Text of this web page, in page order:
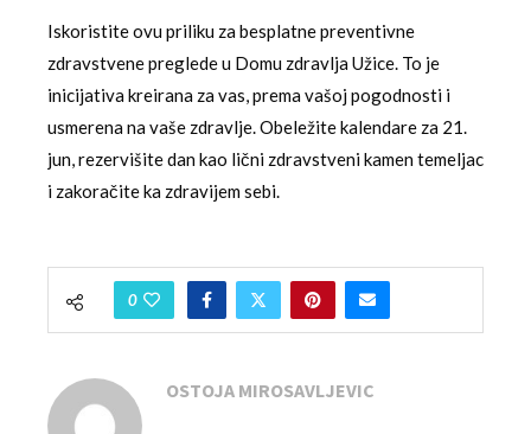
Iskoristite ovu priliku za besplatne preventivne
zdravstvene preglede u Domu zdravlja Užice. To je
inicijativa kreirana za vas, prema vašoj pogodnosti i
usmerena na vaše zdravlje. Obeležite kalendare za 21.
jun, rezervišite dan kao lični zdravstveni kamen temeljac
i zakoračite ka zdravijem sebi.
0
OSTOJA MIROSAVLJEVIC